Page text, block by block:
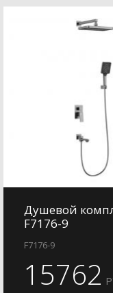
Душевой
F7176-9
F7176-9
15762